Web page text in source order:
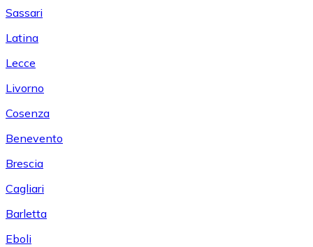
Sassari
Latina
Lecce
Livorno
Cosenza
Benevento
Brescia
Cagliari
Barletta
Eboli